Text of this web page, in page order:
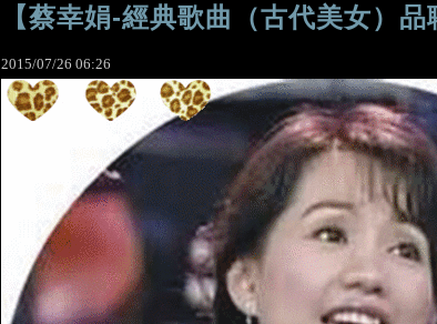
【蔡幸娟-經典歌曲（古代美女）品
2015/07/26 06:26